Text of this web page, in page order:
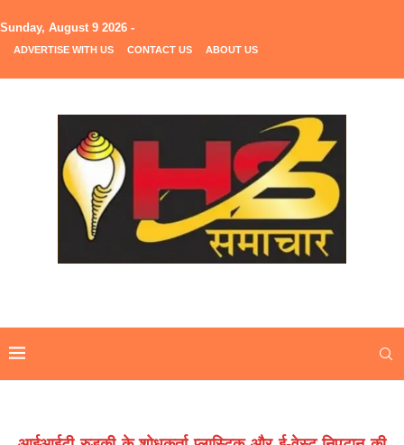
Sunday, August 9 2026 -
ADVERTISE WITH US CONTACT US ABOUT US